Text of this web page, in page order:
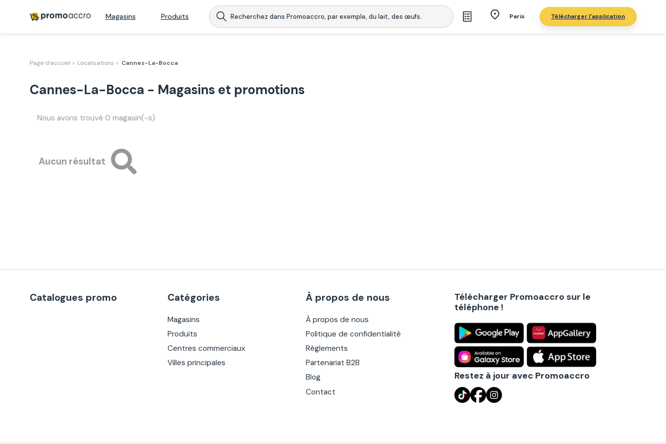
Magasins Produits Paris Télécharger l'application
Page d'accueil > Localisations > Cannes-La-Bocca
Cannes-La-Bocca - Magasins et promotions
Nous avons trouvé 0 magasin(-s)
Aucun résultat
Catalogues promo Catégories
Magasins
Produits
Centres commerciaux
Villes principales
À propos de nous
À propos de nous
Politique de confidentialité
Règlements
Partenariat B2B
Blog
Contact
Télécharger Promoaccro sur le
téléphone !
Restez à jour avec Promoaccro